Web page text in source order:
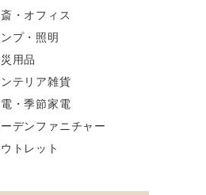
・オフィス
プ・照明
用品
テリア雑貨
・季節家電
デンファニチャー
トレット